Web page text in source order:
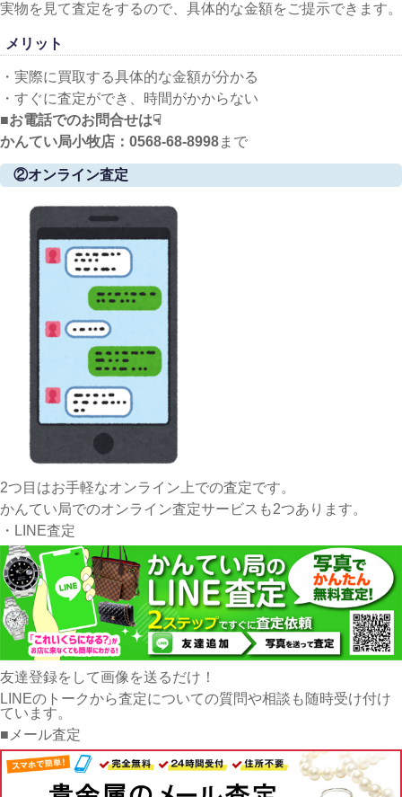
実物を見て査定をするので、具体的な金額をご提示できます。
メリット
・実際に買取する具体的な金額が分かる
・すぐに査定ができ、時間がかからない
■お電話でのお問合せは☟
かんてい局小牧店：0568-68-8998まで
②オンライン査定
2つ目はお手軽なオンライン上での査定です。
かんてい局でのオンライン査定サービスも2つあります。
・LINE査定
友達登録をして画像を送るだけ！
LINEのトークから査定についての質問や相談も随時受け付け
ています。
■メール査定